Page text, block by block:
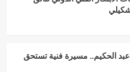
عبد الحكيم.. مسيرة فنية تستحق